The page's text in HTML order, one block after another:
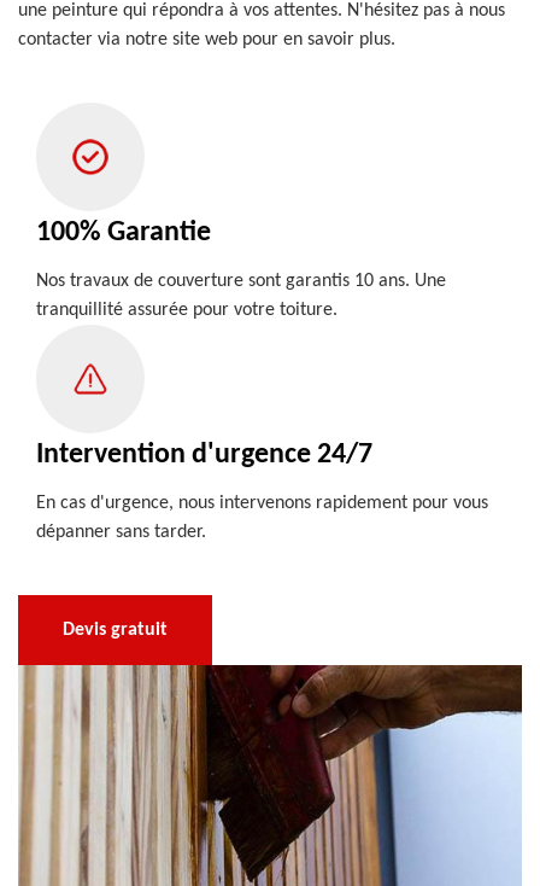
une peinture qui répondra à vos attentes. N'hésitez pas à nous
contacter via notre site web pour en savoir plus.
100% Garantie
Nos travaux de couverture sont garantis 10 ans. Une
tranquillité assurée pour votre toiture.
Intervention d'urgence 24/7
En cas d'urgence, nous intervenons rapidement pour vous
dépanner sans tarder.
Devis gratuit